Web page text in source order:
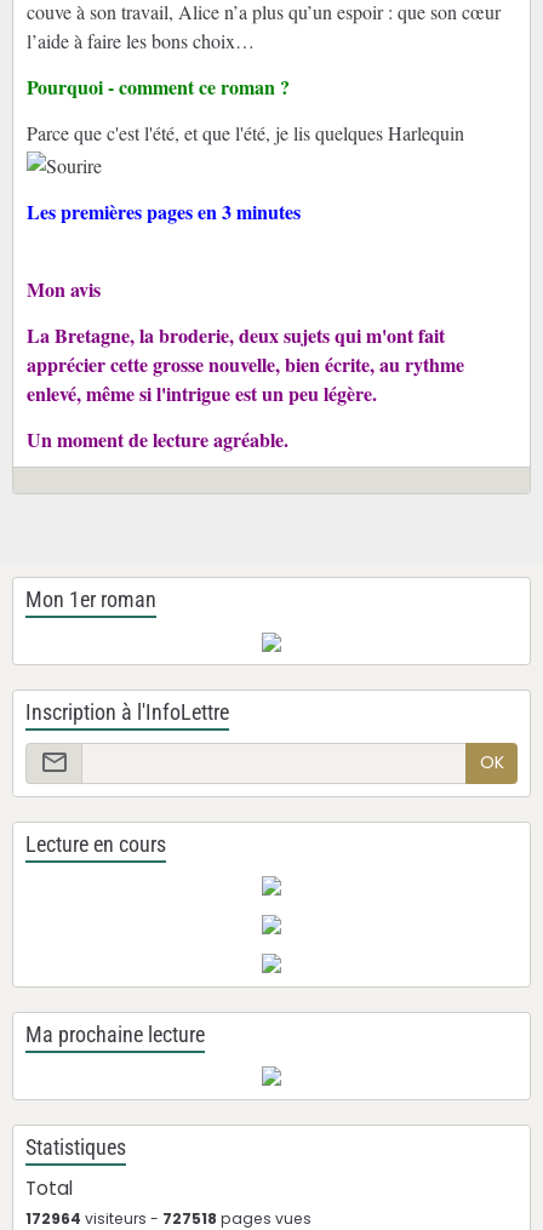
couve à son travail, Alice n’a plus qu’un espoir : que son cœur
l’aide à faire les bons choix…
Pourquoi - comment ce roman ?
Parce que c'est l'été, et que l'été, je lis quelques Harlequin
Les premières pages en 3 minutes
Mon avis
La Bretagne, la broderie, deux sujets qui m'ont fait
apprécier cette grosse nouvelle, bien écrite, au rythme
enlevé, même si l'intrigue est un peu légère.
Un moment de lecture agréable.
Mon 1er roman
Inscription à l'InfoLettre
OK
Lecture en cours
Ma prochaine lecture
Statistiques
Total
172964 visiteurs - 727518 pages vues